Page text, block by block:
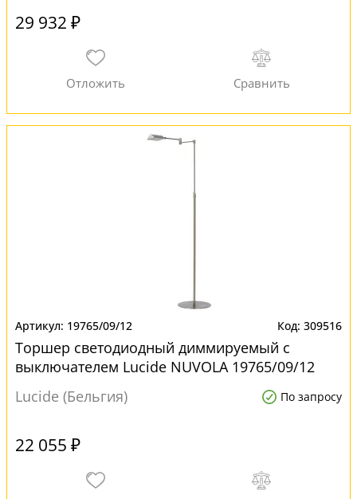
29 932 ₽
19765/09/12 309516
Торшер светодиодный диммируемый с
выключателем Lucide NUVOLA 19765/09/12
для офиса
Lucide (Бельгия) По запросу
22 055 ₽